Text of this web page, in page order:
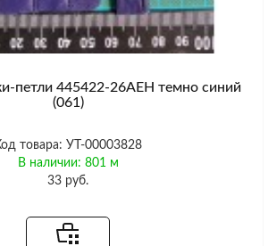
петли 445422-26AEH темно синий
(061)
товара: УТ-00003828
В наличии: 801 м
33 руб.